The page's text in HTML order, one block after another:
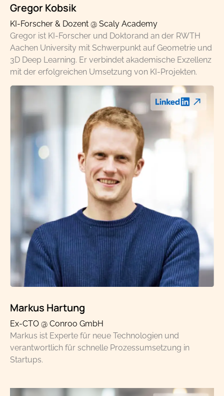
Gregor Kobsik
KI-Forscher & Dozent @ Scaly Academy
Gregor ist KI-Forscher und Doktorand an der RWTH
Aachen University mit Schwerpunkt auf Geometrie und
3D Deep Learning. Er verbindet akademische Exzellenz
mit der erfolgreichen Umsetzung von KI-Projekten.
Markus Hartung
Ex-CTO @ Conroo GmbH
Markus ist Experte für neue Technologien und
verantwortlich für schnelle Prozessumsetzung in
Startups.